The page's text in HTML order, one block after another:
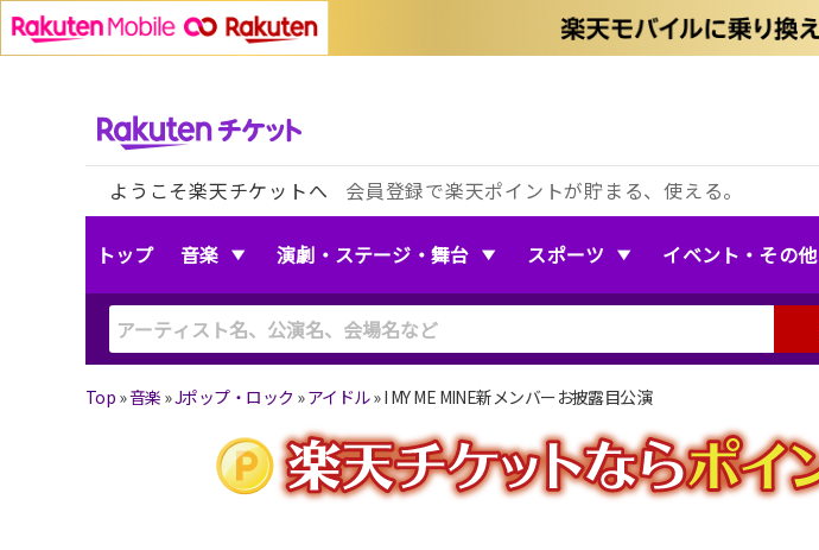
ようこそ楽天チケットへ 会員登録で楽天ポイントが貯まる、使える。
トップ 音楽 演劇・ステージ・舞台 スポーツ イベント・その他
Top »音楽 »Jポップ・ロック »アイドル»I MY ME MINE新メンバーお披露目公演